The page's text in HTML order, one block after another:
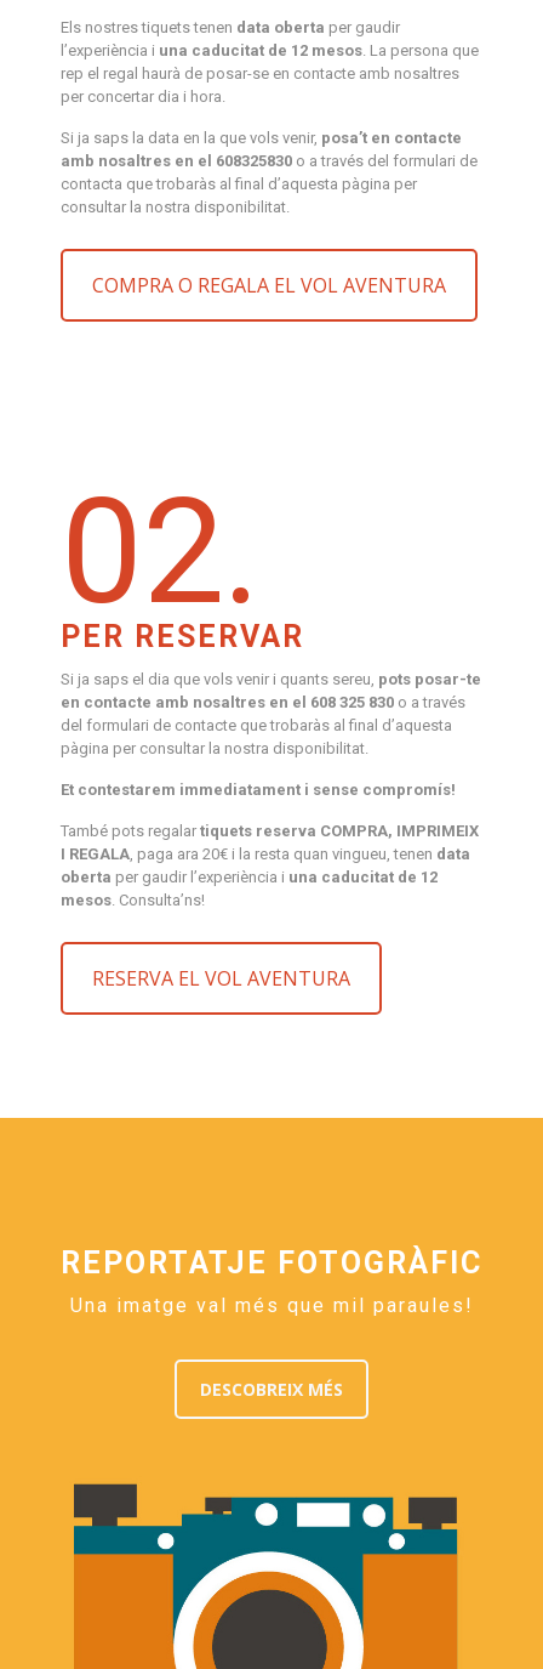
Els nostres tiquets tenen data oberta per gaudir
l’experiència i una caducitat de 12 mesos . La persona que
rep el regal haurà de posar-se en contacte amb nosaltres
per concertar dia i hora.
Si ja saps la data en la que vols venir, posa’t en contacte
amb nosaltres en el 608325830 o a través del formulari de
contacta que trobaràs al final d’aquesta pàgina per
consultar la nostra disponibilitat.
COMPRA O REGALA EL VOL AVENTURA
02.
PER RESERVAR
Si ja saps el dia que vols venir i quants sereu, pots posar-te
en contacte amb nosaltres en el 608 325 830 o a través
del formulari de contacte que trobaràs al final d’aquesta
pàgina per consultar la nostra disponibilitat.
Et contestarem immediatament i sense compromís!
També pots regalar tiquets reserva COMPRA, IMPRIMEIX
I REGALA , paga ara 20€ i la resta quan vingueu, tenen data
oberta per gaudir l’experiència i una caducitat de 12
mesos . Consulta’ns!
RESERVA EL VOL AVENTURA
REPORTATJE FOTOGRÀFIC
Una imatge val més que mil paraules!
DESCOBREIX MÉS